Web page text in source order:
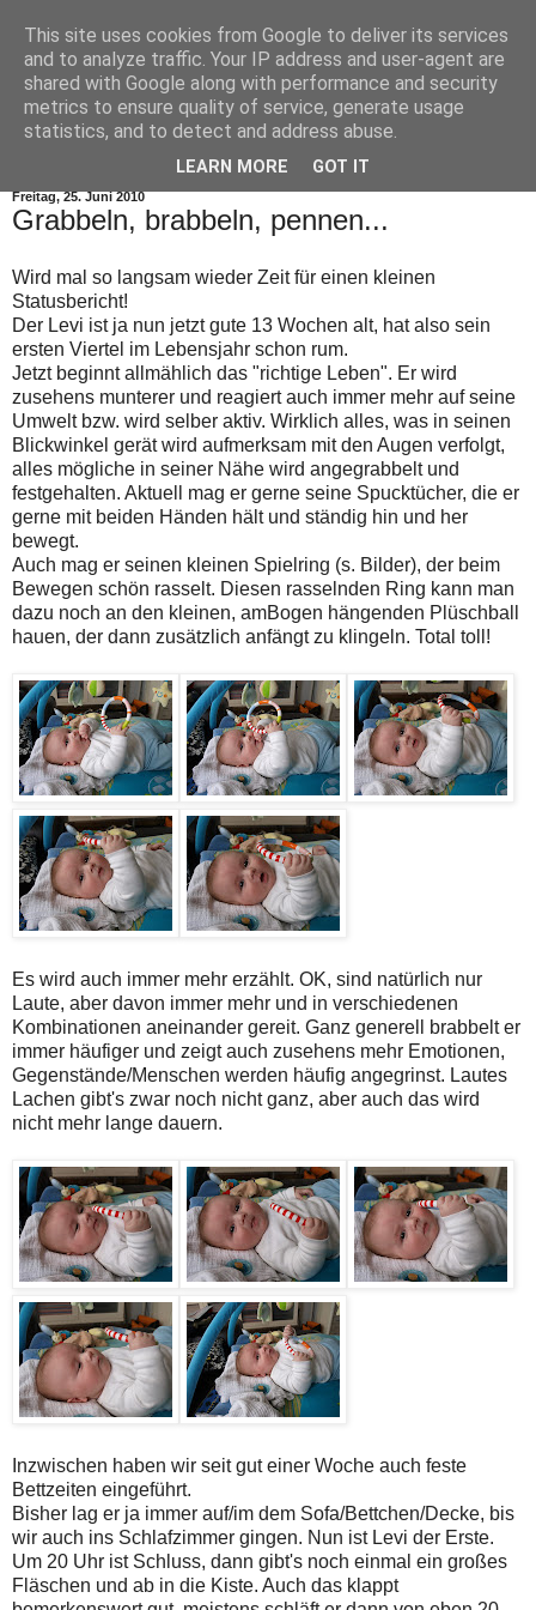
Freitag, 25. Juni 2010
Grabbeln, brabbeln, pennen...
Wird mal so langsam wieder Zeit für einen kleinen
Statusbericht!
Der Levi ist ja nun jetzt gute 13 Wochen alt, hat also sein
ersten Viertel im Lebensjahr schon rum.
Jetzt beginnt allmählich das "richtige Leben". Er wird
zusehens munterer und reagiert auch immer mehr auf seine
Umwelt bzw. wird selber aktiv. Wirklich alles, was in seinen
Blickwinkel gerät wird aufmerksam mit den Augen verfolgt,
alles mögliche in seiner Nähe wird angegrabbelt und
festgehalten. Aktuell mag er gerne seine Spucktücher, die er
gerne mit beiden Händen hält und ständig hin und her
bewegt.
Auch mag er seinen kleinen Spielring (s. Bilder), der beim
Bewegen schön rasselt. Diesen rasselnden Ring kann man
dazu noch an den kleinen, amBogen hängenden Plüschball
hauen, der dann zusätzlich anfängt zu klingeln. Total toll!
Es wird auch immer mehr erzählt. OK, sind natürlich nur
Laute, aber davon immer mehr und in verschiedenen
Kombinationen aneinander gereit. Ganz generell brabbelt er
immer häufiger und zeigt auch zusehens mehr Emotionen,
Gegenstände/Menschen werden häufig angegrinst. Lautes
Lachen gibt's zwar noch nicht ganz, aber auch das wird
nicht mehr lange dauern.
Inzwischen haben wir seit gut einer Woche auch feste
Bettzeiten eingeführt.
Bisher lag er ja immer auf/im dem Sofa/Bettchen/Decke, bis
wir auch ins Schlafzimmer gingen. Nun ist Levi der Erste.
Um 20 Uhr ist Schluss, dann gibt's noch einmal ein großes
Fläschen und ab in die Kiste. Auch das klappt
This site uses cookies from Google to deliver its services
and to analyze traffic. Your IP address and user-agent are
shared with Google along with performance and security
metrics to ensure quality of service, generate usage
statistics, and to detect and address abuse.
LEARN MORE GOT IT